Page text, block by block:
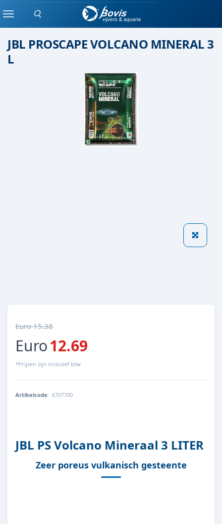
Zoeken
MenuVoedingsbodem
JBL PROSCAPE VOLCANO MINERAL 3
L
Euro 15.38
Euro12.69
*Prijzen zijn inclusief btw
Artikelcode: 6707700
JBL PS Volcano Mineraal 3 LITER
Zeer poreus vulkanisch gesteente